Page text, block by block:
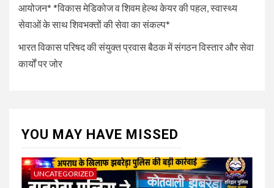
आयोजन* *विकास मेडिकोज व शिवम हेल्थ केयर की पहल, स्वास्थ्य
सेवाओं के साथ शिवभक्तों की सेवा का संकल्प*
भारत विकास परिषद की संयुक्त प्रवास बैठक में संगठन विस्तार और सेवा
कार्यों पर जोर
YOU MAY HAVE MISSED
UNCATEGORIZED